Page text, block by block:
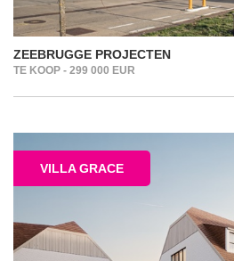
ZEEBRUGGE PROJECTEN
TE KOOP - 299 000 EUR
VILLA GRACE